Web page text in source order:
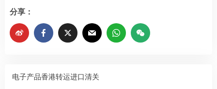
分享：
电子产品香港转运进口清关